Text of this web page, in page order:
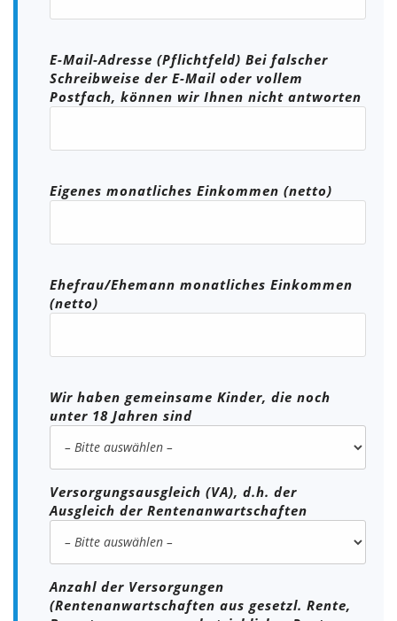
E-Mail-Adresse (Pflichtfeld) Bei falscher
Schreibweise der E-Mail oder vollem
Postfach, können wir Ihnen nicht antworten
Eigenes monatliches Einkommen (netto)
Ehefrau/Ehemann monatliches Einkommen
(netto)
Wir haben gemeinsame Kinder, die noch
unter 18 Jahren sind
Versorgungsausgleich (VA), d.h. der
Ausgleich der Rentenanwartschaften
Anzahl der Versorgungen
(Rentenanwartschaften aus gesetzl. Rente,